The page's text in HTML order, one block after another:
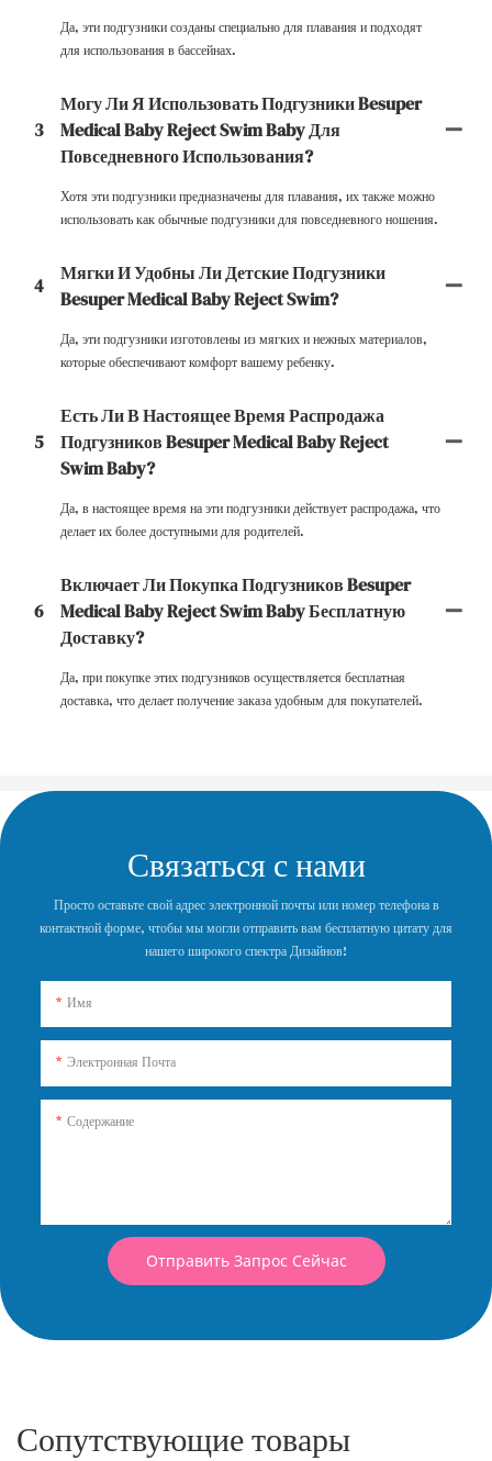
Да, эти подгузники созданы специально для плавания и подходят
для использования в бассейнах.
3
Могу Ли Я Использовать Подгузники Besuper
Medical Baby Reject Swim Baby Для
Повседневного Использования?
Хотя эти подгузники предназначены для плавания, их также можно
использовать как обычные подгузники для повседневного ношения.
4
Мягки И Удобны Ли Детские Подгузники
Besuper Medical Baby Reject Swim?
Да, эти подгузники изготовлены из мягких и нежных материалов,
которые обеспечивают комфорт вашему ребенку.
5
Есть Ли В Настоящее Время Распродажа
Подгузников Besuper Medical Baby Reject
Swim Baby?
Да, в настоящее время на эти подгузники действует распродажа, что
делает их более доступными для родителей.
6
Включает Ли Покупка Подгузников Besuper
Medical Baby Reject Swim Baby Бесплатную
Доставку?
Да, при покупке этих подгузников осуществляется бесплатная
доставка, что делает получение заказа удобным для покупателей.
Связаться с нами
Просто оставьте свой адрес электронной почты или номер телефона в
контактной форме, чтобы мы могли отправить вам бесплатную цитату для
нашего широкого спектра Дизайнов!
Имя
Электронная Почта
Содержание
Отправить Запрос Сейчас
Сопутствующие товары